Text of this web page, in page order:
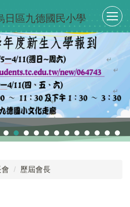
日區九德國民小學
歷屆會長